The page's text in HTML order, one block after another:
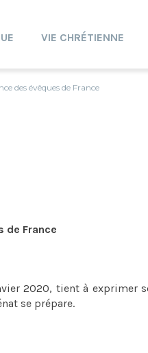
VIE CHRÉTIENNE
des évêques de France
de France
2020, tient à exprimer
se prépare.